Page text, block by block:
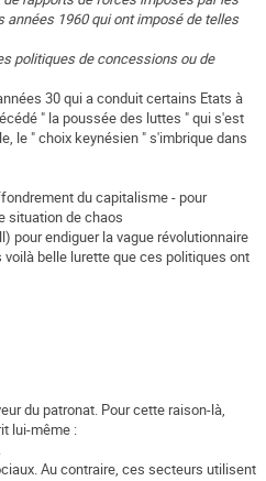
1960 qui ont imposé de telles
politiques de concessions ou de
30 qui a conduit certains Etats à
" la poussée des luttes " qui s'est
le " choix keynésien " s'imbrique dans
du capitalisme - pour
situation de chaos
pour endiguer la vague révolutionnaire
belle lurette que ces politiques ont
du patronat. Pour cette raison-là,
lui-même :
Au contraire, ces secteurs utilisent